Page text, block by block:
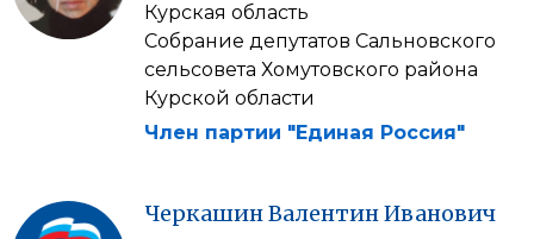
Курская область
Собрание депутатов Сальновского
сельсовета Хомутовского района
Курской области
Член партии "Единая Россия"
ЧеркашинВалентинИванович